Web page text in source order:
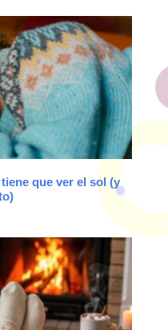
que ver el sol (y